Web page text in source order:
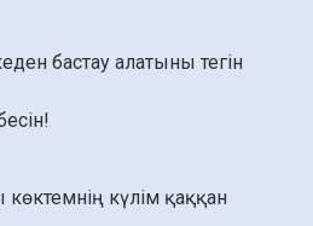
бастау алатыны тегін
күлім қаққан